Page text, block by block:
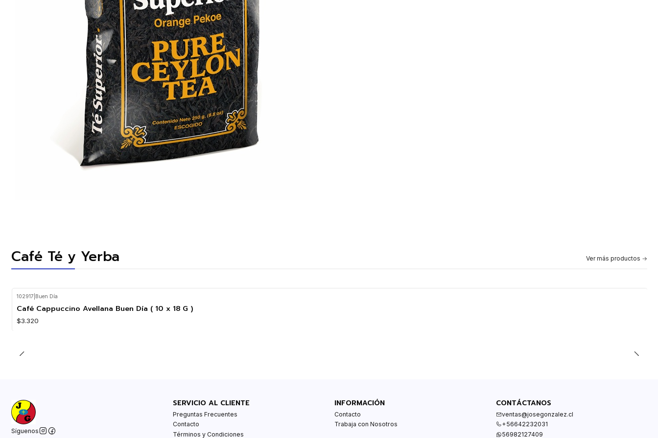
Café Té y Yerba Ver más productos
102917 Buen Día
Café Cappuccino Avellana Buen Día ( 10 x 18 G )
$3.320
Síguenos
SERVICIO AL CLIENTE
Preguntas Frecuentes
Contacto
Términos y Condiciones
INFORMACIÓN
Contacto
Trabaja con Nosotros
CONTÁCTANOS
ventas@josegonzalez.cl
+56642232031
56982127409